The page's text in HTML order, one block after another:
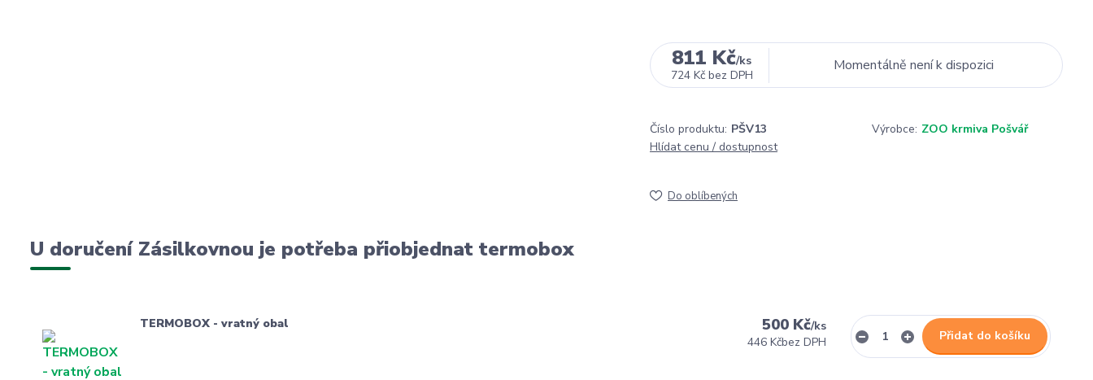
811 Kč/ks
724 Kč bez DPH
Momentálně není k dispozici
Číslo produktu: PŠV13 Výrobce: ZOO krmiva Pošvář
Hlídat cenu / dostupnost
Do oblíbených
U doručení Zásilkovnou je potřeba přiobjednat termobox
TERMOBOX - vratný obal 500 Kč/ks
446 Kčbez DPH Přidat do košíku